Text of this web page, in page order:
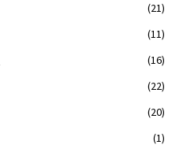
(21)
(11)
(16)
(22)
(20)
(1)